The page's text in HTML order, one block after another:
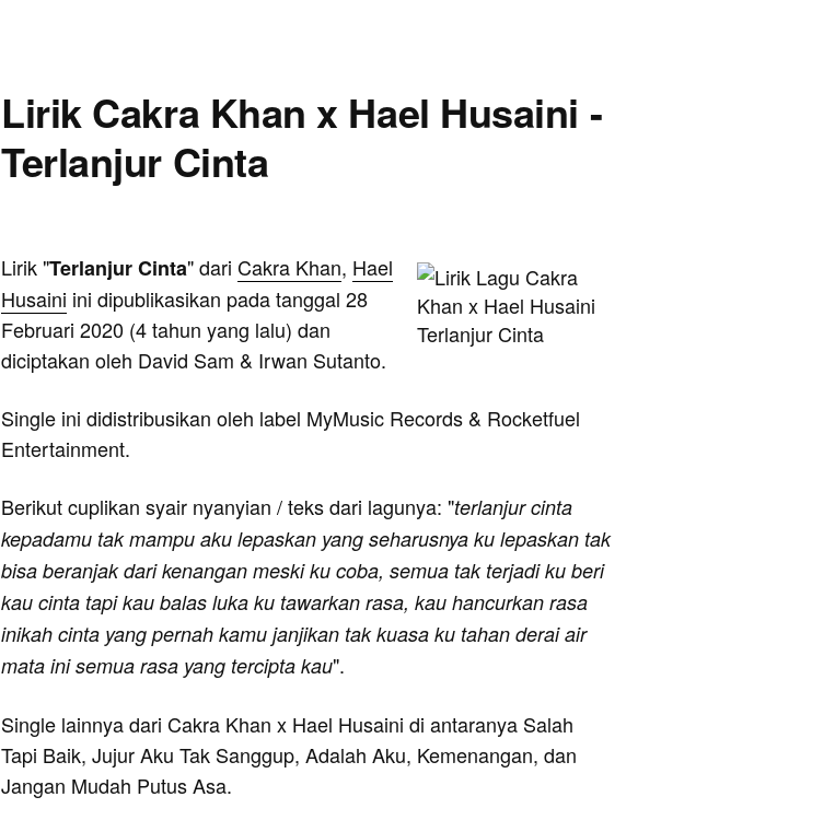
Lirik Cakra Khan x Hael Husaini -
Terlanjur Cinta
Lirik "Terlanjur Cinta" dari Cakra Khan, Hael
Husaini ini dipublikasikan pada tanggal 28
Februari 2020 (4 tahun yang lalu) dan
diciptakan oleh David Sam & Irwan Sutanto.
Single ini didistribusikan oleh label MyMusic Records & Rocketfuel
Entertainment.
Berikut cuplikan syair nyanyian / teks dari lagunya: "terlanjur cinta
kepadamu tak mampu aku lepaskan yang seharusnya ku lepaskan tak
bisa beranjak dari kenangan meski ku coba, semua tak terjadi ku beri
kau cinta tapi kau balas luka ku tawarkan rasa, kau hancurkan rasa
inikah cinta yang pernah kamu janjikan tak kuasa ku tahan derai air
mata ini semua rasa yang tercipta kau".
Single lainnya dari Cakra Khan x Hael Husaini di antaranya Salah
Tapi Baik, Jujur Aku Tak Sanggup, Adalah Aku, Kemenangan, dan
Jangan Mudah Putus Asa.